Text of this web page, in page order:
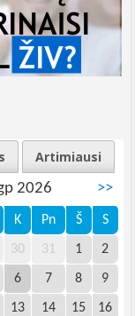
Artimiausi
2026 >>
K Pn Š S
30 31 1 2
6 7 8 9
13 14 15 16